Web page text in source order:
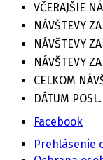
VČERAJŠIE
NÁVŠTEVY
NÁVŠTEVY
NÁVŠTEVY
CELKOM
DÁTUM
Facebook
Prehlásenie